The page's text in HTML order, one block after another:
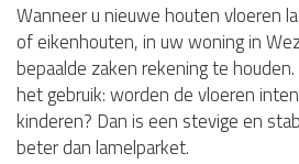
Wanneer u nieuwe houten vloeren
of eikenhouten, in uw woning in
bepaalde zaken rekening te
het gebruik: worden de vloeren
kinderen? Dan is een stevige en
beter dan lamelparket.